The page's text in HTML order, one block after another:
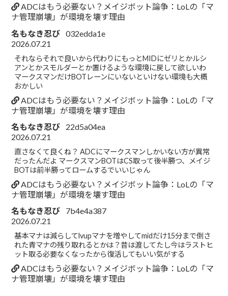
ADCはもう必要ない？メイジボット論争：LoLの「マ
ナ管理崩壊」が環境を壊す理由
名もなき忍び 032edda1e
2026.07.21
それならそれで良いから代わりにもっとMIDにゼリとかルシ
アンとかスモルダーとか置けるような環境に戻して欲しいわ
マークスマンだけBOTレーンにいないといけない環境も大概
おかしい
ADCはもう必要ない？メイジボット論争：LoLの「マ
ナ管理崩壊」が環境を壊す理由
名もなき忍び
22d5a04ea
2026.07.21
直さなくて良くね？ ADCにマークスマンしかいない方が異常
だったんだよ マークスマンBOTはCS取って後半勝つ、メイジ
BOTは前半勝ってロームするでいいじゃん
ADCはもう必要ない？メイジボット論争：LoLの「マ
ナ管理崩壊」が環境を壊す理由
名もなき忍び
7b4e4a387
2026.07.21
基本マナは減らしてlvupマナを増やしてmidだけ15分まで倒さ
れた青マナの残り取れるとかは？昔は渡してたし今はラストヒ
ット取る必要なくなったから復活してもいい気がする
ADCはもう必要ない？メイジボット論争：LoLの「マ
ナ管理崩壊」が環境を壊す理由